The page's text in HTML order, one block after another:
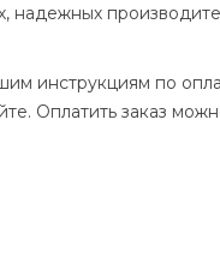
надежных
инструкциям по
Оплатить заказ